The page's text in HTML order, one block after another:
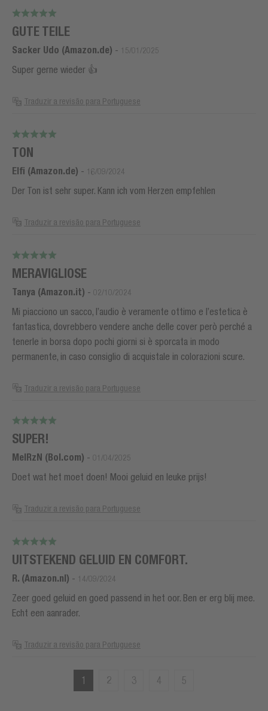
GUTE TEILE
Sacker Udo (Amazon.de) - 15/01/2025
Super gerne wieder 👍
Traduzir a revisão para Portuguese
TON
Elfi (Amazon.de) - 16/09/2024
Der Ton ist sehr super. Kann ich vom Herzen empfehlen
Traduzir a revisão para Portuguese
MERAVIGLIOSE
Tanya (Amazon.it) - 02/10/2024
Mi piacciono un sacco, l’audio è veramente ottimo e l’estetica è
fantastica, dovrebbero vendere anche delle cover però perché a
tenerle in borsa dopo pochi giorni si è sporcata in modo
permanente, in caso consiglio di acquistale in colorazioni scure.
Traduzir a revisão para Portuguese
SUPER!
MelRzN (Bol.com) - 01/04/2025
Doet wat het moet doen! Mooi geluid en leuke prijs!
Traduzir a revisão para Portuguese
UITSTEKEND GELUID EN COMFORT.
R. (Amazon.nl) - 14/09/2024
Zeer goed geluid en goed passend in het oor. Ben er erg blij mee.
Echt een aanrader.
Traduzir a revisão para Portuguese
1 2 3 4 5